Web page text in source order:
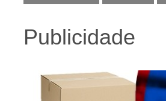
Publicidade